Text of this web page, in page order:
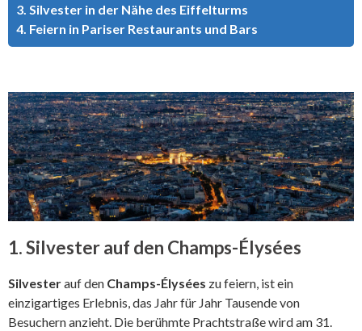
3. Silvester in der Nähe des Eiffelturms
4. Feiern in Pariser Restaurants und Bars
1. Silvester auf den Champs-Élysées
Silvesterauf den Champs-Élysées zu feiern, ist ein
einzigartiges Erlebnis, das Jahr für Jahr Tausende von
Besuchern anzieht. Die berühmte Prachtstraße wird am 31.